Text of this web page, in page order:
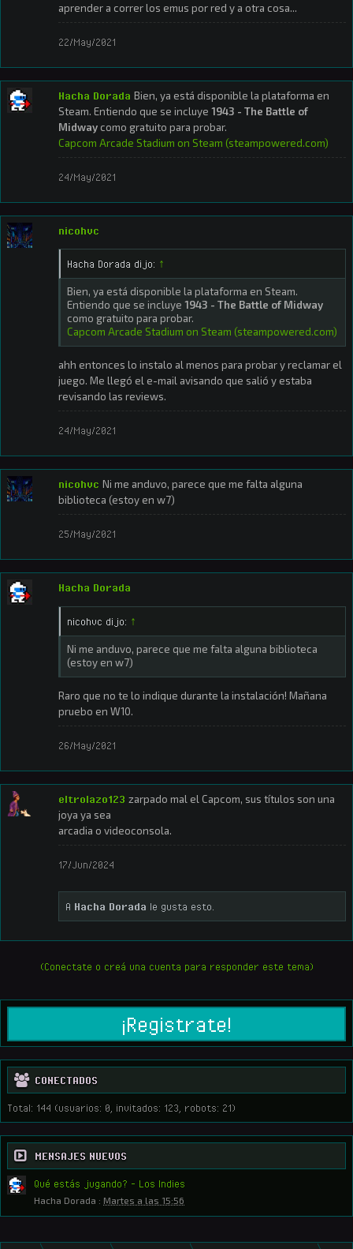
aprender a correr los emus por red y a otra cosa...
22/May/2021
Hacha Dorada Bien, ya está disponible la plataforma en
Steam. Entiendo que se incluye 1943 - The Battle of
Midway como gratuito para probar.
Capcom Arcade Stadium on Steam (steampowered.com)
24/May/2021
nicohvc
Hacha Dorada dijo: ↑
Bien, ya está disponible la plataforma en Steam.
Entiendo que se incluye 1943 - The Battle of Midway
como gratuito para probar.
Capcom Arcade Stadium on Steam (steampowered.com)
ahh entonces lo instalo al menos para probar y reclamar el
juego. Me llegó el e-mail avisando que salió y estaba
revisando las reviews.
24/May/2021
nicohvc Ni me anduvo, parece que me falta alguna
biblioteca (estoy en w7)
25/May/2021
Hacha Dorada
nicohvc dijo: ↑
Ni me anduvo, parece que me falta alguna biblioteca
(estoy en w7)
Raro que no te lo indique durante la instalación! Mañana
pruebo en W10.
26/May/2021
eltrolazo123 zarpado mal el Capcom, sus títulos son una
joya ya sea
arcadia o videoconsola.
17/Jun/2024
A Hacha Dorada le gusta esto.
(Conectate o creá una cuenta para responder este tema)
¡Registrate!
CONECTADOS
Total: 144 (usuarios: 0, invitados: 123, robots: 21)
MENSAJES NUEVOS
Qué estás jugando? - Los Indies
Hacha Dorada : Martes a las 15:56